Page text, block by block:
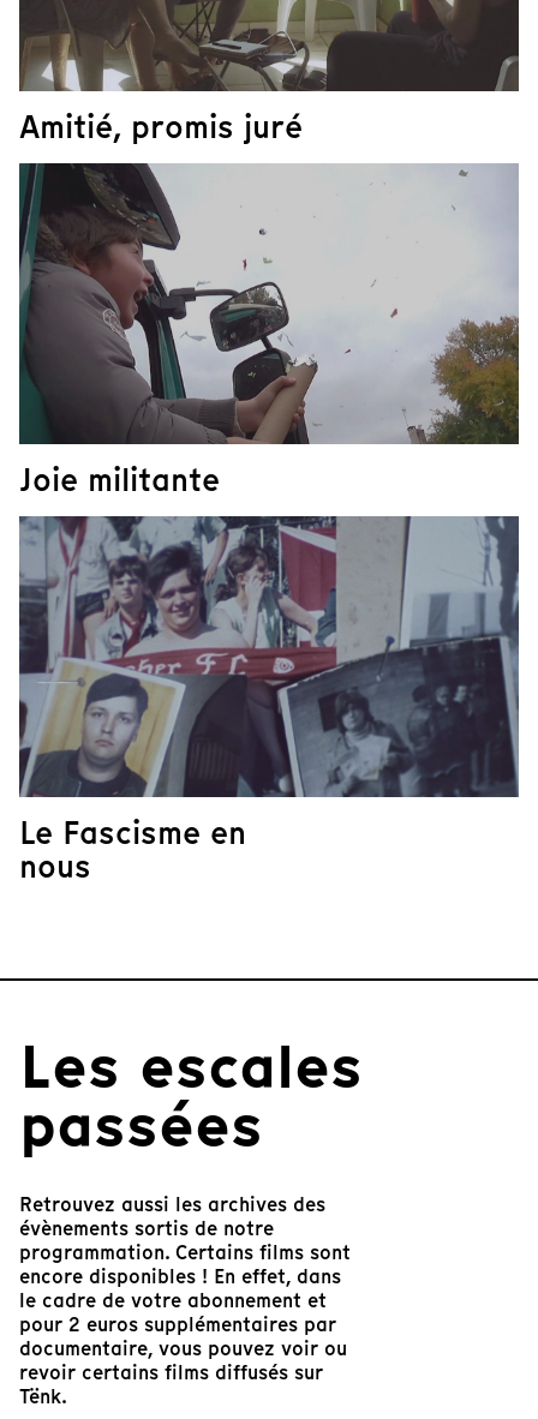
Amitié, promis juré
Joie militante
Le Fascisme en
nous
Les escales
passées
Retrouvez aussi les archives des
évènements sortis de notre
programmation. Certains films sont
encore disponibles ! En effet, dans
le cadre de votre abonnement et
pour 2 euros supplémentaires par
documentaire, vous pouvez voir ou
revoir certains films diffusés sur
Tënk.